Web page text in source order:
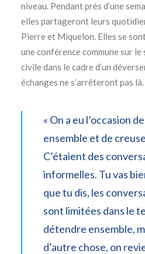
niveau. Pendant près d’une
elles partageront leurs
Pierre et Miquelon. Elles se
une conférence commune sur
civile dans le cadre d’un
échanges ne s’arrêteront pas là.
« On a eu l’occasion
ensemble et de
C’étaient des
informelles. Tu vas
que tu dis, les
sont limitées dans le
détendre ensemble,
d’autre chose, on